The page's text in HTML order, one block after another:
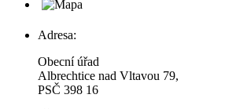
Adresa:
Obecní úřad
Albrechtice nad Vltavou 79,
PSČ 398 16